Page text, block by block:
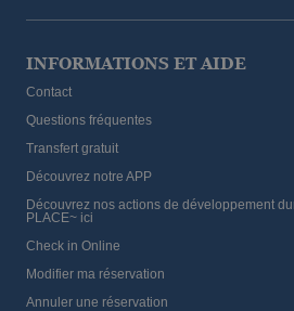
INFORMATIONS ET AIDE
Contact
Questions fréquentes
Transfert gratuit
Découvrez notre APP
Découvrez nos actions de développement
PLACE~ ici
Check in Online
Modifier ma réservation
Annuler une réservation